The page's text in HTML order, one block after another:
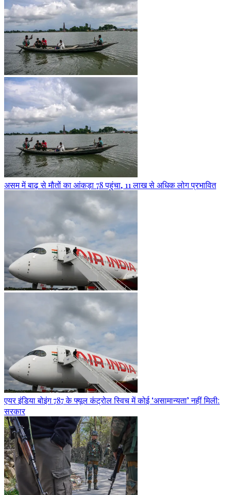
असम में बाढ़ से मौतों का आंकड़ा 78 पहुंचा, 11 लाख से अधिक लोग प्रभावित
एयर इंडिया बोइंग 787 के फ्यूल कंट्रोल स्विच में कोई ‘असामान्यता’ नहीं मिली:
सरकार